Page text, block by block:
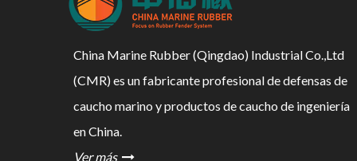
China Marine Rubber (Qingdao) Industrial Co.,Ltd
(CMR) es un fabricante profesional de defensas de
caucho marino y productos de caucho de ingeniería
en China.
Ver más 